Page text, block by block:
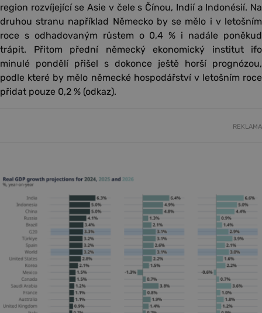
region rozvíjející se Asie v čele s Čínou, Indií a Indonésií. Na
druhou stranu například Německo by se mělo i v letošním
roce s odhadovaným růstem o 0,4 % i nadále poněkud
trápit. Přitom přední německý ekonomický institut ifo
minulé pondělí přišel s dokonce ještě horší prognózou,
podle které by mělo německé hospodářství v letošním roce
přidat pouze 0,2 % (odkaz).
REKLAMA